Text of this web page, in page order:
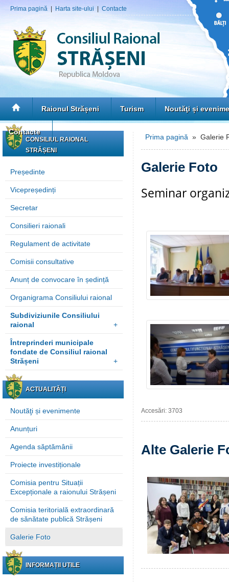
Prima pagină Harta site-ului Contacte
Raionul Strășeni Turism Noutăţi și
Contacte
CONSILIUL RAIONAL
STRĂȘENI
Președinte
Vicepreședinți
Secretar
Consilieri raionali
Regulament de activitate
Comisii consultative
Anunț de convocare în ședință
Organigrama Consiliului raional
Subdiviziunile Consiliului
raional
+
Întreprinderi municipale
fondate de Consiliul raional
Strășeni
+
ACTUALITĂȚI
Noutăţi și evenimente
Anunțuri
Agenda săptămânii
Proiecte investiționale
Comisia pentru Situații
Excepționale a raionului Strășeni
Comisia teritorială extraordinară
de sănătate publică Strășeni
Galerie Foto
INFORMAȚII UTILE
Prima pagină » Galerie
Galerie Foto
Seminar
Accesări: 3703
Alte Galerie